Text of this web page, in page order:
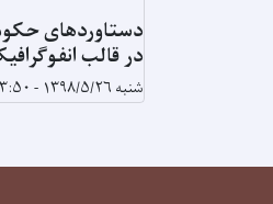
دستاوردهای
در قالب
شنبه ۱۳۹۸/۵/۲۶ - ۱۳:۵۰